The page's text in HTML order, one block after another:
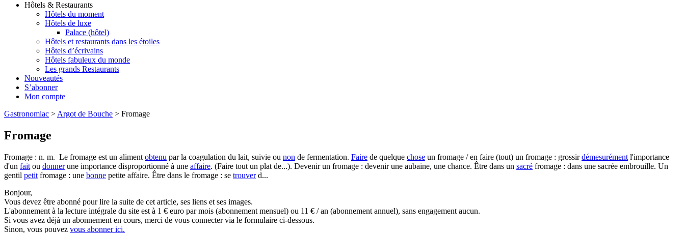
Hôtels & Restaurants
Hôtels du moment
Hôtels de luxe
Palace (hôtel)
Hôtels et restaurants dans les étoiles
Hôtels d’écrivains
Hôtels fabuleux du monde
Les grands Restaurants
Nouveautés
S’abonner
Mon compte
Gastronomiac > Argot de Bouche > Fromage
Fromage
Fromage : n. m. Le fromage est un aliment obtenu par la coagulation du lait, suivie ou non de fermentation. Faire de quelque chose un fromage / en faire (tout) un fromage : grossirdémesurément l'importance
d'un fait ou donnerune importance disproportionné à une affaire. (Faire tout un plat de...). Devenir un fromage : devenir une aubaine, une chance. Être dans un sacré fromage : dans une sacrée embrouille. Un
gentil petit fromage : une bonne petite affaire. Être dans le fromage : se trouverd...
Bonjour,
Vous devez être abonné pour lire la suite de cet article, ses liens et ses images.
L'abonnement à la lecture intégrale du site est à 1 € euro par mois (abonnement mensuel) ou 11 € / an (abonnement annuel), sans engagement aucun.
Si vous avez déjà un abonnement en cours, merci de vous connecter via le formulaire ci-dessous.
Sinon, vous pouvez vous abonner ici.